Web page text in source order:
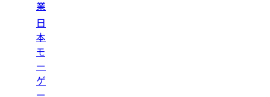
業
日
本
モ
ー
ゲ